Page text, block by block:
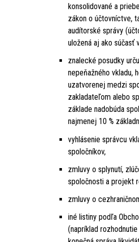
konsolidované a
zákon o účtovníctve,
audítorské správy
uložená aj ako súčasť
znalecké posudky
nepeňažného vkladu,
uzatvorenej medzi
zakladateľom alebo
základe nadobúda
najmenej 10 %
vyhlásenie správcu
spoločníkov,
zmluvy o splynutí,
spoločnosti a projekt
zmluvy o
iné listiny podľa
(napríklad